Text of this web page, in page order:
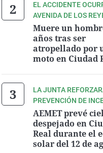
EL ACCIDENTE
AVENIDA DE LOS
CATÓLICOS
Muere un
años tras ser
atropellado por
moto en Ciudad
LA JUNTA
PREVENCIÓN DE
DÍA DEL ECLIPSE
AEMET prevé
despejado en
Real durante el
solar del 12 de